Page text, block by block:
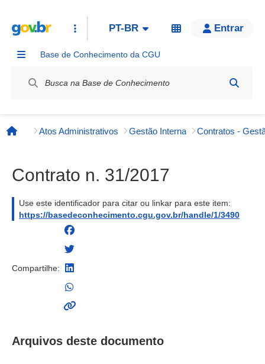
PT-BR Entrar
Base de Conhecimento da CGU
Página inicial
Atos Administrativos Gestão Interna Contratos -
Contrato n. 31/2017
Use este identificador para citar ou linkar para este item:
https://basedeconhecimento.cgu.gov.br/handle/1/3490
Compartilhe:
Arquivos deste documento